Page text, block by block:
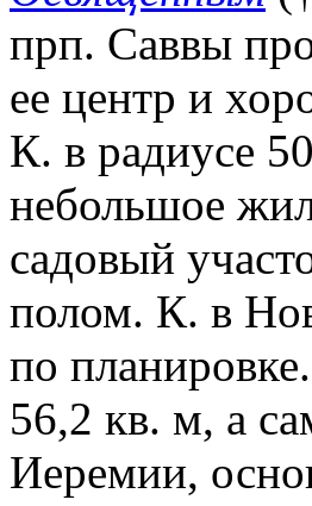
прп. Саввы
ее центр и
К. в радиусе
небольшое
садовый
полом. К. в
по
56,2 кв. м, а
Иеремии,